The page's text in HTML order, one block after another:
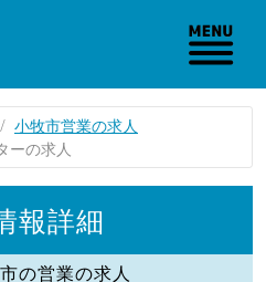
小牧市営業の求人
ーの求人
報詳細
の営業の求人